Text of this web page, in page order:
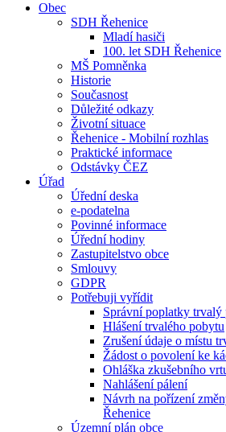
Obec
SDH Řehenice
Mladí hasiči
100. let SDH Řehenice
MŠ Pomněnka
Historie
Současnost
Důležité odkazy
Životní situace
Řehenice - Mobilní rozhlas
Praktické informace
Odstávky ČEZ
Úřad
Úřední deska
e-podatelna
Povinné informace
Úřední hodiny
Zastupitelstvo obce
Smlouvy
GDPR
Potřebuji vyřídit
Správní poplatky trvalý
Hlášení trvalého pobytu
Zrušení údaje o místu
Žádost o povolení ke
Ohláška zkušebního
Nahlášení pálení
Návrh na pořízení
Řehenice
Územní plán obce